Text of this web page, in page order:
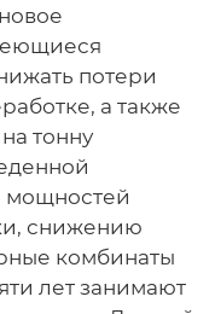
потери
а также
тонну
мощностей
снижению
комбинаты
лет занимают